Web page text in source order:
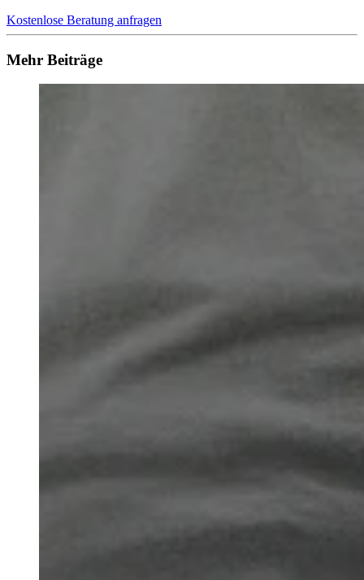
Kostenlose Beratung anfragen
Mehr Beiträge